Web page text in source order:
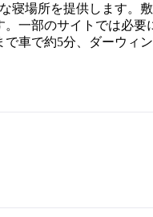
寝場所を提供します
一部のサイトでは必
車で約5分、ダーウィ